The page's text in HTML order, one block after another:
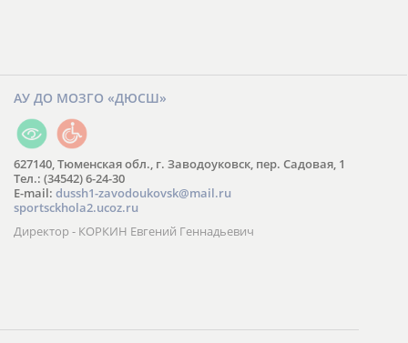
АУ ДО МОЗГО «ДЮСШ»
627140, Тюменская обл., г. Заводоуковск, пер. Садовая, 1
Тел.: (34542) 6-24-30
​E-mail: dussh1-zavodoukovsk@mail.ru
sportsckhola2.ucoz.ru
Директор - КОРКИН Евгений Геннадьевич